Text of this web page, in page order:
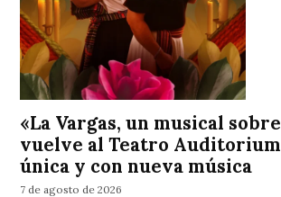
«La Vargas, un musical
vuelve al Teatro
única y con nueva música
7 de agosto de 2026